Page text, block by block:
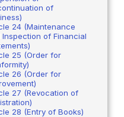
of
24 (Maintenance
Inspection of Financial
25 (Order for
26 (Order for
27 (Revocation of
28 (Entry of Books)